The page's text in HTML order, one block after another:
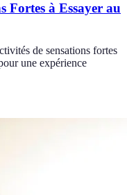
Fortes à Essayer au
de sensations fortes
une expérience